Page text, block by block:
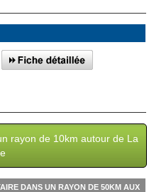
rayon de 10km autour de La
DANS UN RAYON DE 50KM AUX